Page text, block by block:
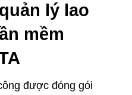
lý lao
mềm
được đóng gói